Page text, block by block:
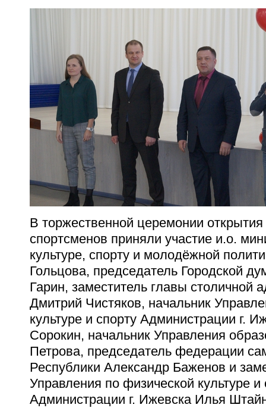
В торжественной церемонии
спортсменов приняли участие и.о.
культуре, спорту и молодёжной
Гольцова, председатель Городской
Гарин, заместитель главы столичной
Дмитрий Чистяков, начальник
культуре и спорту Администрации г.
Сорокин, начальник Управления
Петрова, председатель федерации
Республики Александр Баженов и
Управления по физической культуре и
Администрации г. Ижевска Илья